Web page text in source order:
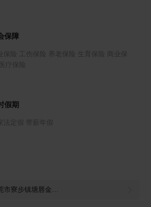
保障
保险 工伤保险 养老保险 生育保险 商业保
疗保险
假期
法定假 带薪年假
广东东莞东莞市寮步镇塘唇金富西路9号（聚慧E谷5园B区）